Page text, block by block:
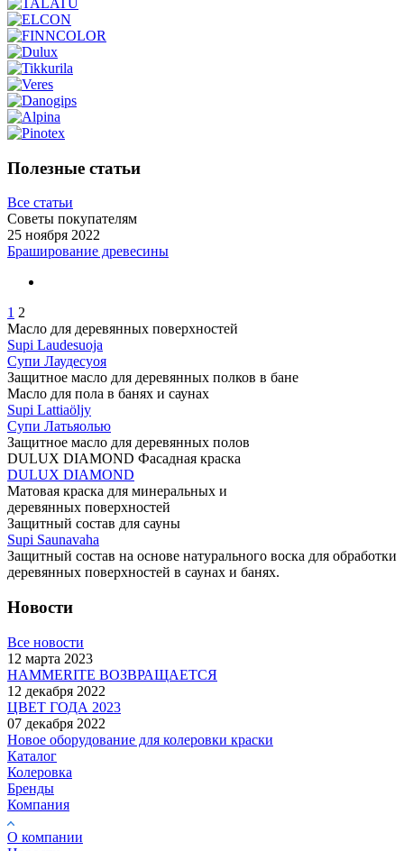
Полезные статьи
Все статьи
Советы покупателям
25 ноября 2022
Браширование древесины
1 2
Масло для деревянных поверхностей
Supi Laudesuoja
Супи Лаудесуоя
Защитное масло для деревянных полков в бане
Масло для пола в банях и саунах
Supi Lattiaöljy
Супи Латьяолью
Защитное масло для деревянных полов
DULUX DIAMOND Фасадная краска
DULUX DIAMOND
Матовая краска для минеральных и
деревянных поверхностей
Защитный состав для сауны
Supi Saunavaha
Защитный состав на основе натурального воска для обработки
деревянных поверхностей в саунах и банях.
Новости
Все новости
12 марта 2023
HAMMERITE ВОЗВРАЩАЕТСЯ
12 декабря 2022
ЦВЕТ ГОДА 2023
07 декабря 2022
Новое оборудование для колеровки краски
Каталог
Колеровка
Бренды
Компания
О компании